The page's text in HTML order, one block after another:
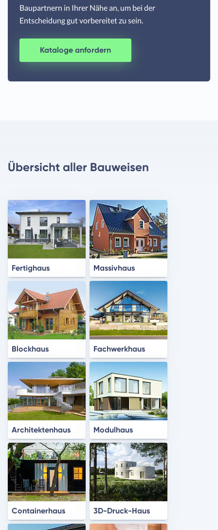
Baupartnern in Ihrer Nähe an, um bei der
Entscheidung gut vorbereitet zu sein.
Kataloge anfordern
Übersicht aller Bauweisen
Fertighaus Massivhaus
Blockhaus Fachwerkhaus
Architektenhaus Modulhaus
Containerhaus 3D-Druck-Haus